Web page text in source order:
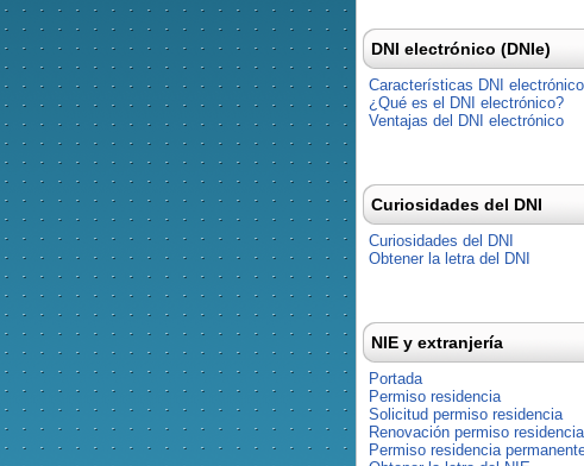
DNI electrónico (DNIe)
Características DNI electrónico
¿Qué es el DNI electrónico?
Ventajas del DNI electrónico
Curiosidades del DNI
Curiosidades del DNI
Obtener la letra del DNI
NIE y extranjería
Portada
Permiso residencia
Solicitud permiso residencia
Renovación permiso residencia
Permiso residencia